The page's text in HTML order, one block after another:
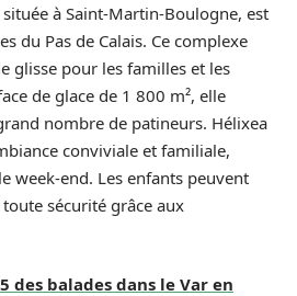
située à Saint-Martin-Boulogne, est
du Pas de Calais. Ce complexe
glisse pour les familles et les
de glace de 1 800 m², elle
nombre de patineurs. Hélixea
conviviale et familiale,
week-end. Les enfants peuvent
sécurité grâce aux
des balades dans le Var en